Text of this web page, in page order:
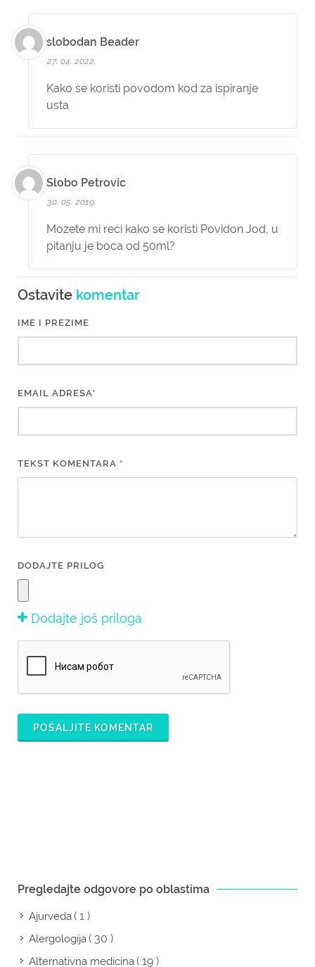
slobodan Beader
27. 04. 2022.
Kako se koristi povodom kod za ispiranje
usta
Slobo Petrovic
30. 05. 2019.
Mozete mi reći kako se koristi Povidon Jod, u
pitanju je boca od 50ml?
Ostavite komentar
IME I PREZIME
EMAIL ADRESA*
TEKST KOMENTARA *
DODAJTE PRILOG
Dodajte još priloga
POŠALJITE KOMENTAR
Pregledajte odgovore po oblastima
Ajurveda( 1 )
Alergologija( 30 )
Alternativna medicina( 19 )